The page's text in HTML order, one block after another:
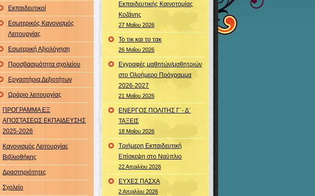
Εκπαιδευτικοί
Εσωτερικός Κανονισμός
Λειτουργίας
Εσωτερική Αξιολόγηση
Προσβασιμότητα σχολείου
Εργαστήρια Δεξιοτήτων
Ωράριο λειτουργίας
ΠΡΟΓΡΑΜΜΑ ΕΞ
ΑΠΟΣΤΑΣΕΩΣ ΕΚΠΑΙΔΕΥΣΗΣ
2025-2026
Κανονισμός Λειτουργίας
Βιβλιοθήκης
Δραστηριότητες
Σχολείο
Εκπαιδευτικής Καινοτομίας
Κοζάνης
27 Μαΐου 2026
Το τικ και το τακ
26 Μαΐου 2026
Εγγραφές μαθητών/μαθητριών
στο Ολοήμερο Πρόγραμμα
2026-2027
21 Μαΐου 2026
ΕΝΕΡΓΟΣ ΠΟΛΙΤΗΣ Γ΄- Δ΄
ΤΑΞΕΙΣ
18 Μαΐου 2026
Τριήμερη Εκπαιδευτική
Επίσκεψη στο Ναύπλιο
22 Απριλίου 2026
ΕΥΧΕΣ ΠΑΣΧΑ
2 Απριλίου 2026